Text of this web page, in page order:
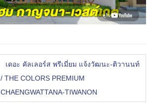
เดอะ คัลเลอร์ส พรีเมี่ยม แจ้งวัฒนะ-ติวานนท์
/ THE COLORS PREMIUM
CHAENGWATTANA-TIWANON